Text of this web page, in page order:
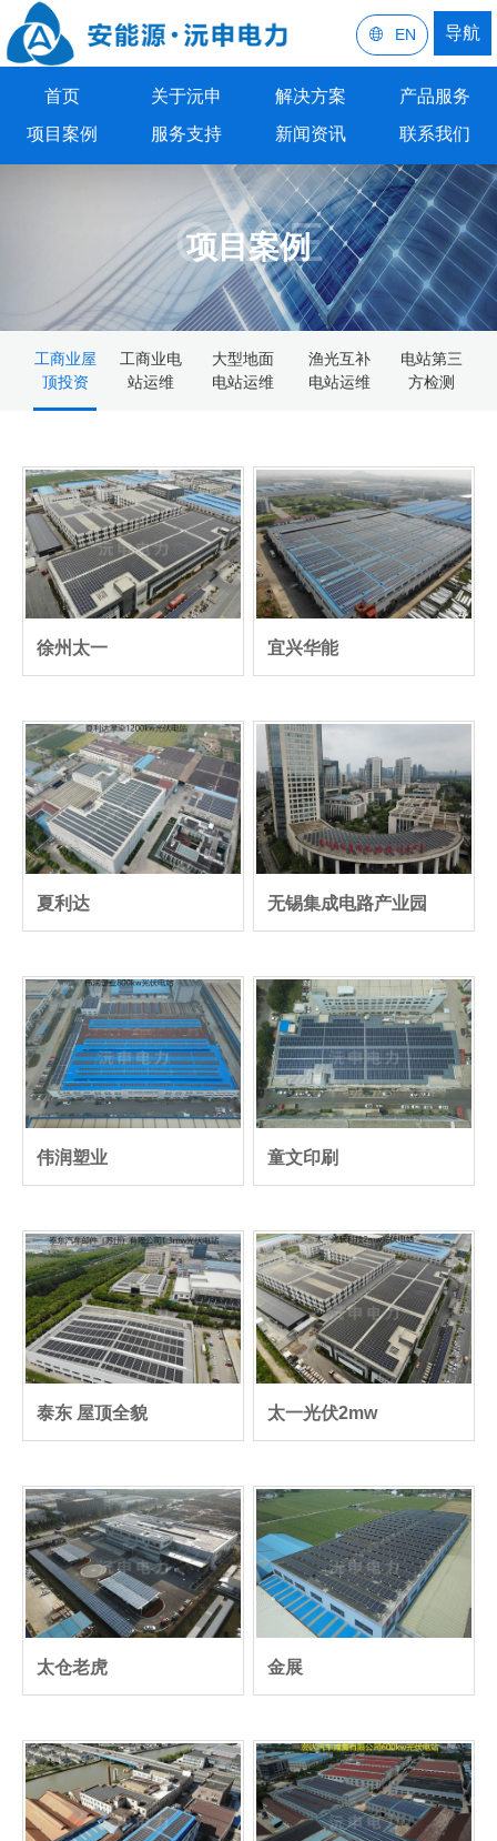
导航
EN
首页 关于沅申 解决方案
产品服务
项目案例
服务支持 新闻资讯 联系我们
项目案例
CASE
工商业屋
顶投资
工商业电
站运维
大型地面
电站运维
渔光互补
电站运维
电站第三
方检测
徐州太一 宜兴华能
夏利达 无锡集成电路产业园
伟润塑业 童文印刷
泰东 屋顶全貌 太一光伏2mw
太仓老虎 金展